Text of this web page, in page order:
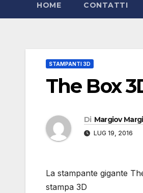
HOME CONTATTI
STAMPANTI 3D
The Box
Di Margiov
LUG 19, 2016
La stampante gigante
stampa 3D